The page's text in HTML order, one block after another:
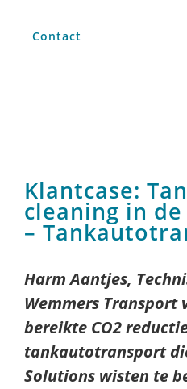
Contact
Klantcase:
cleaning in
–
Harm Aantjes,
Wemmers Transport
bereikte CO2
tankautotransport
Solutions wisten te